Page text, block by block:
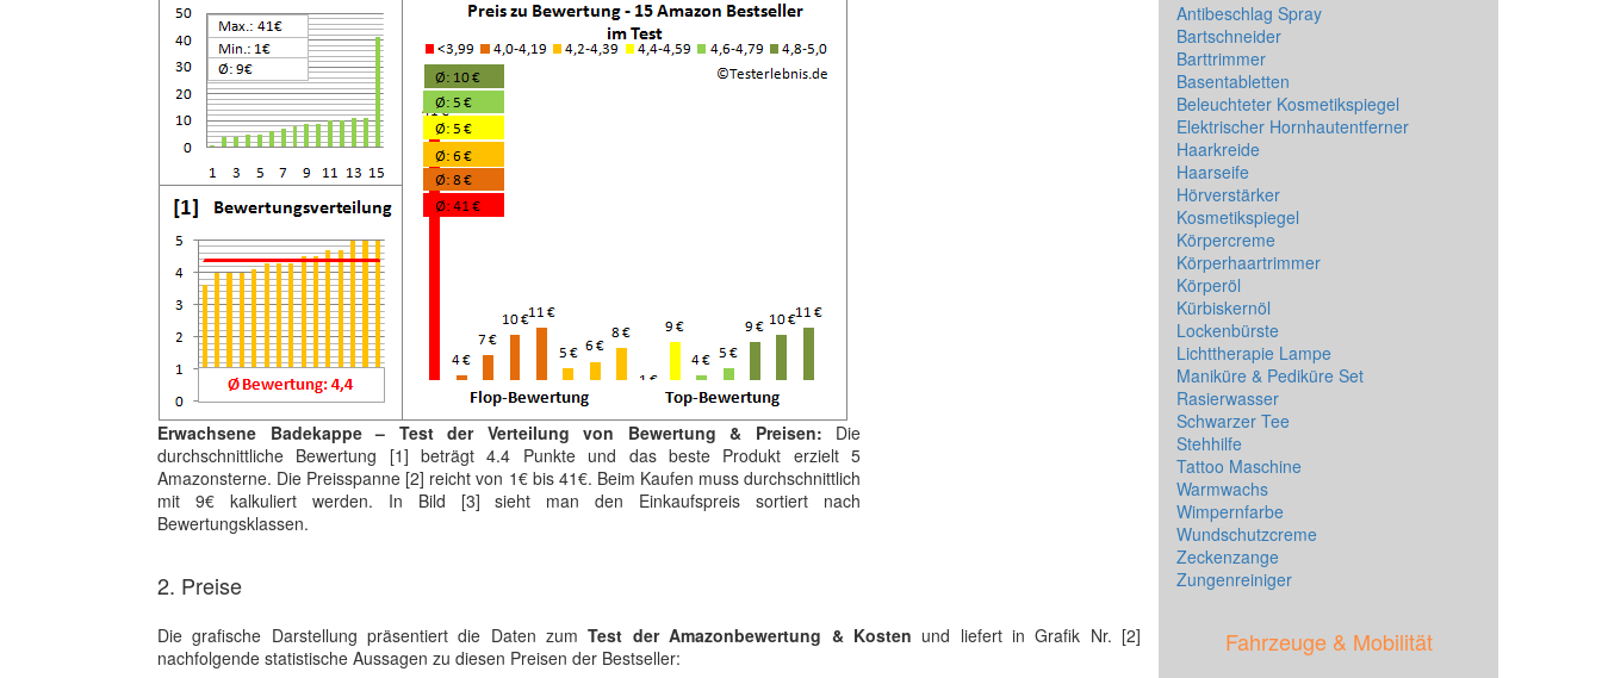
Erwachsene Badekappe – Test der Verteilung von Bewertung & Preisen: Die
durchschnittliche Bewertung [1] beträgt 4.4 Punkte und das beste Produkt erzielt 5
Amazonsterne. Die Preisspanne [2] reicht von 1€ bis 41€. Beim Kaufen muss durchschnittlich
mit 9€ kalkuliert werden. In Bild [3] sieht man den Einkaufspreis sortiert nach
Bewertungsklassen.
2. Preise
Die grafische Darstellung präsentiert die Daten zumTest der Amazonbewertung & Kosten und liefert in Grafik Nr. [2]
nachfolgende statistische Aussagen zu diesen Preisen der Bestseller:
Antibeschlag Spray
Bartschneider
Barttrimmer
Basentabletten
Beleuchteter Kosmetikspiegel
Elektrischer Hornhautentferner
Haarkreide
Haarseife
Hörverstärker
Kosmetikspiegel
Körpercreme
Körperhaartrimmer
Körperöl
Kürbiskernöl
Lockenbürste
Lichttherapie Lampe
Maniküre & Pediküre Set
Rasierwasser
Schwarzer Tee
Stehhilfe
Tattoo Maschine
Warmwachs
Wimpernfarbe
Wundschutzcreme
Zeckenzange
Zungenreiniger
Fahrzeuge & Mobilität